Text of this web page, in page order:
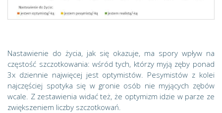
Nastawienie do życia, jak się okazuje, ma spory wpływ na
częstość szczotkowania: wśród tych, którzy myją zęby ponad
3x dziennie najwięcej jest optymistów. Pesymistów z kolei
najczęściej spotyka się w gronie osób nie myjących zębów
wcale. Z zestawienia widać też, że optymizm idzie w parze ze
zwiększeniem liczby szczotkowań.